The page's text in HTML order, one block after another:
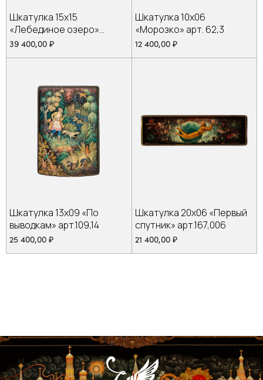
Шкатулка 15х15
«Лебединое озеро»
арт.196,13
39 400,00 ₽
Шкатулка 10х06
«Морозко» арт. 62,3
12 400,00 ₽
Шкатулка 13х09 «По
выводкам» арт.109,14
25 400,00 ₽
Шкатулка 20х06 «Первый
спутник» арт.167,006
21 400,00 ₽